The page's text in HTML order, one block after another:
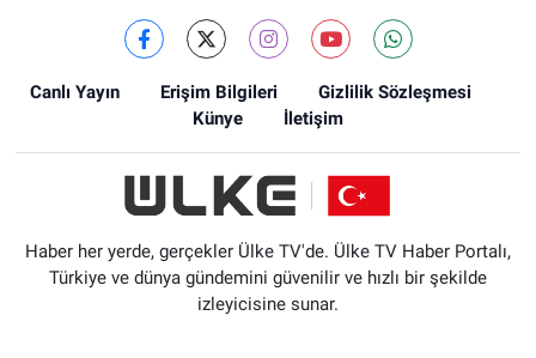
Canlı Yayın Erişim Bilgileri
Gizlilik Sözleşmesi
Künye
İletişim
Haber her yerde, gerçekler Ülke TV'de. Ülke TV Haber Portalı,
Türkiye ve dünya gündemini güvenilir ve hızlı bir şekilde
izleyicisine sunar.